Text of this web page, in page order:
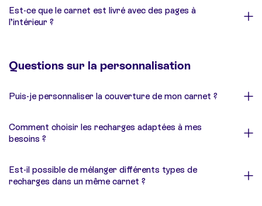
Est-ce que le carnet est livré avec des pages à
l’intérieur ?
Questions sur la personnalisation
Puis-je personnaliser la couverture de mon carnet ?
Comment choisir les recharges adaptées à mes
besoins ?
Est-il possible de mélanger différents types de
recharges dans un même carnet ?